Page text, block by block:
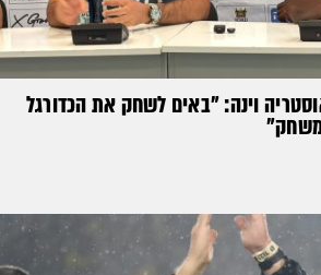
וינה: ״באים לשחק את הכדורגל
משחק״